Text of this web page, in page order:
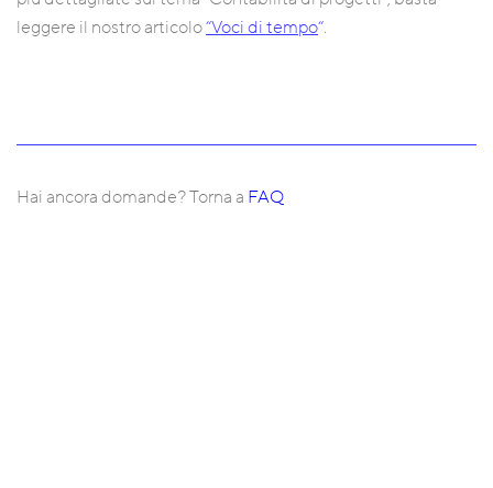
leggere il nostro articolo“Voci di tempo“.
Hai ancora domande? Torna a FAQ